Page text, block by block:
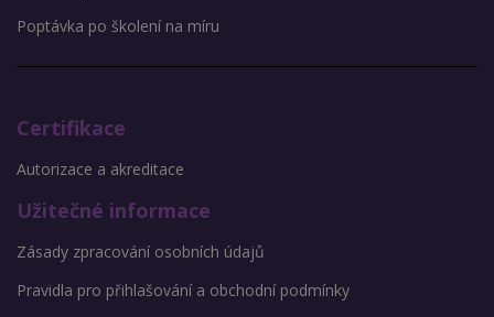
Poptávka po školení na míru
Certifikace
Autorizace a akreditace
Užitečné informace
Zásady zpracování osobních údajů
Pravidla pro přihlašování a obchodní podmínky